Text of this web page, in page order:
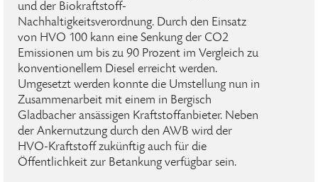
und der Biokraftstoff-
Nachhaltigkeitsverordnung. Durch den Einsatz
von HVO 100 kann eine Senkung der CO2
Emissionen um bis zu 90 Prozent im Vergleich zu
konventionellem Diesel erreicht werden.
Umgesetzt werden konnte die Umstellung nun in
Zusammenarbeit mit einem in Bergisch
Gladbacher ansässigen Kraftstoffanbieter. Neben
der Ankernutzung durch den AWB wird der
HVO-Kraftstoff zukünftig auch für die
Öffentlichkeit zur Betankung verfügbar sein.